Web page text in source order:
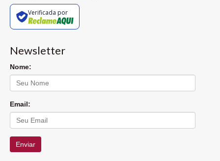
Verificada por
Newsletter
Nome:
Email:
Enviar